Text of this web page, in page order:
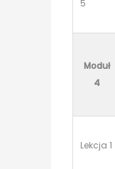
5
Moduł
4
Lekcja 1